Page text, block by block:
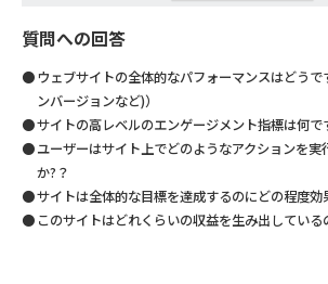
質問への回答
ウェブサイトの全体的なパフォーマンスはどう
ンバージョンなど)）
サイトの高レベルのエンゲージメント指標は何で
ユーザーはサイト上でどのようなアクションを実
か?？
サイトは全体的な目標を達成するのにどの程度効
このサイトはどれくらいの収益を生み出している